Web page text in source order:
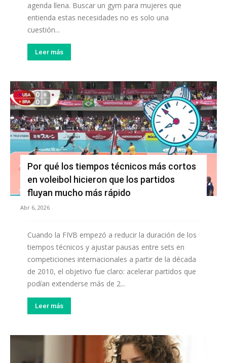
agenda llena. Buscar un gym para mujeres que
entienda estas necesidades no es solo una
cuestión...
Leer más
Por qué los tiempos técnicos más cortos
en voleibol hicieron que los partidos
fluyan mucho más rápido
Abr 6, 2026
Cuando la FIVB empezó a reducir la duración de los
tiempos técnicos y ajustar pausas entre sets en
competiciones internacionales a partir de la década
de 2010, el objetivo fue claro: acelerar partidos que
podían extenderse más de 2...
Leer más